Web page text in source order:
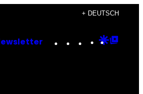
+ DEUTSCH
Instagram
TikTok
YouTube
Google